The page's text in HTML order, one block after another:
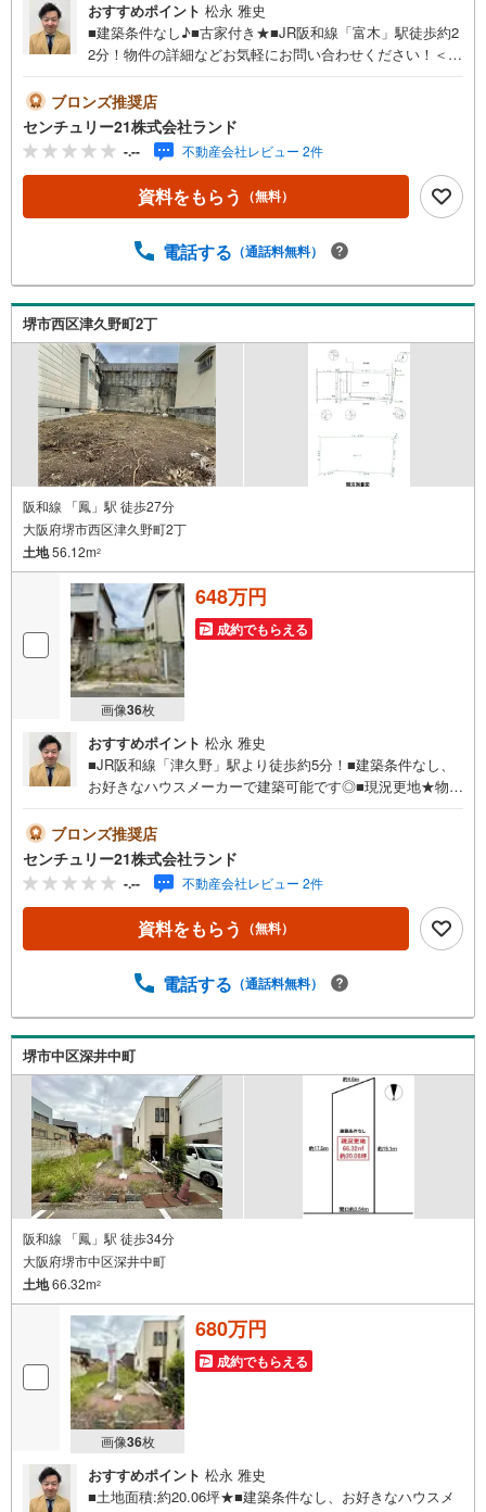
おすすめポイント 松永 雅史
■建築条件なし♪■古家付き★■JR阪和線「富木」駅徒歩約2
2分！物件の詳細などお気軽にお問い合わせください！＜セ
花田本店は・・・ お客様のニーズに寄り添い、大切なお
住まいのご購入に最後まで伴走いたします！●リフォームの
ご相談も承っております。●購入・売却・ローンのご相
談・・・なんでもお気軽にご相談くださいませ！〇大阪メ
トロ御堂筋線「北花田」駅より徒歩約10分！○JR阪和線
「浅香」駅より徒歩約8分！〇営業時間:10:00～20:00（火
すと、スムーズにご案内が可能です。ご連絡お待ちしてお
ブロンズ推奨店
センチュリー21株式会社ランド
-.-- 不動産会社レビュー 2件
資料をもらう （無料）
電話する （通話料無料）
堺市西区津久野町2丁
阪和線 「鳳」駅 徒歩27分
大阪府堺市西区津久野町2丁
土地56.12m2
画像36枚
648万円
成約でもらえる
おすすめポイント 松永 雅史
■JR阪和線「津久野」駅より徒歩約5分！■建築条件なし、
お好きなハウスメーカーで建築可能です◎■現況更地★物件
ー21ランドについて＞●センチュリー21ランド北花田本店
は・・・ お客様のニーズに寄り添い、大切なお住まいの
ご購入に最後まで伴走いたします！●リフォームのご相談も
承っております。●購入・売却・ローンのご相談・・・なん
でもお気軽にご相談くださいませ！〇大阪メトロ御堂筋線
「北花田」駅より徒歩約10分！○JR阪和線「浅香」駅より
休日※祝日は営業）事前にご連絡いただけますと、スムーズ
ブロンズ推奨店
センチュリー21株式会社ランド
-.-- 不動産会社レビュー 2件
資料をもらう （無料）
電話する （通話料無料）
堺市中区深井中町
阪和線 「鳳」駅 徒歩34分
大阪府堺市中区深井中町
土地66.32m2
画像36枚
680万円
成約でもらえる
おすすめポイント 松永 雅史
■土地面積:約20.06坪★■建築条件なし、お好きなハウスメ